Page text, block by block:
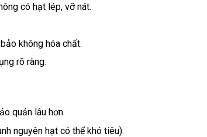
có hạt lép, vỡ nát.
không hóa chất.
rõ ràng.
quản lâu hơn.
nguyên hạt có thể khó tiêu).